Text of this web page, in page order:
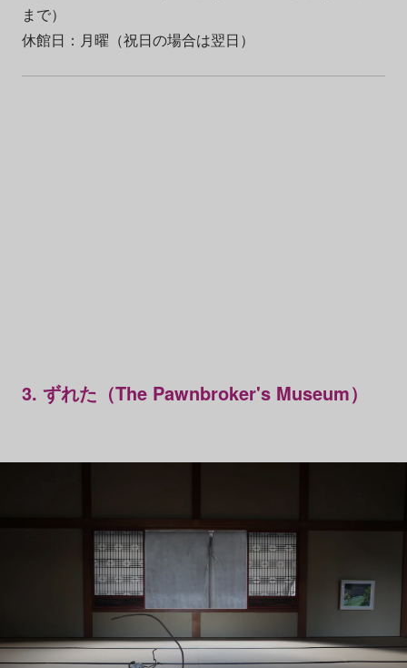
まで）
休館日：月曜（祝日の場合は翌日）
3. ずれた（The Pawnbroker's Museum）